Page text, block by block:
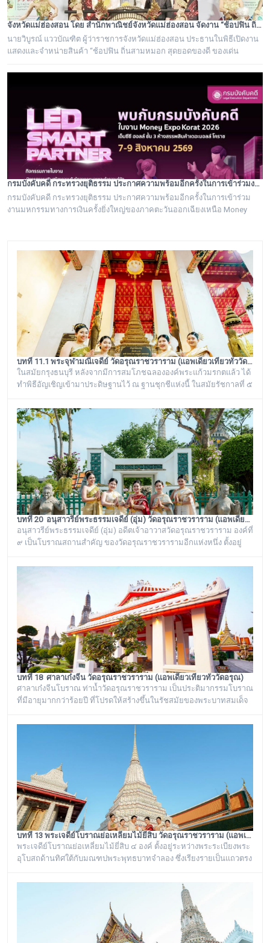
จังหวัดแม่ฮ่องสอน โดย สำนักพาณิชย์จังหวัดแม่ฮ่องสอน จัดงาน “ช้อปฟิน ถิ่นสามหมอก สุดยอดของดี ของเด่น แม่ฮ่องสอน”
นายวิบูรณ์ แววบัณฑิต ผู้ว่าราชการจังหวัดแม่ฮ่องสอน ประธานในพิธีเปิดงาน
แสดงและจำหน่ายสินค้า “ช้อปฟิน ถิ่นสามหมอก สุดยอดของดี ของเด่น
กรมบังคับคดี กระทรวงยุติธรรม ประกาศความพร้อมอีกครั้งในการเข้าร่วมงานมหกรรมทางการเงินครั้งยิ่งใหญ่ของภาคตะวันออกเฉียงเหนือ Money Expo Korat 2026
กรมบังคับคดี กระทรวงยุติธรรม ประกาศความพร้อมอีกครั้งในการเข้าร่วม
งานมหกรรมทางการเงินครั้งยิ่งใหญ่ของภาคตะวันออกเฉียงเหนือ Money
บทที่ 11.1 พระจุฬามณีเจดีย์ วัดอรุณราชวราราม (แอพเดียวเที่ยวทั่ววัดอรุณ)
ในสมัยกรุงธนบุรี หลังจากมีการสมโภชฉลององค์พระแก้วมรกตแล้ว ได้
ทำพิธีอัญเชิญเข้ามาประดิษฐานไว้ ณ ฐานชุกชีแห่งนี้ ในสมัยรัชกาลที่ ๕
บ้านได้เรียกเพี้ยนกันไปว่า “วิหารพระเขี้ยวแก้ว” พระจุฬามณีเจดีย์องค์นี้
เป็นสิ่งศักดิ์สิทธิ์ของวัดอรุณราชวราราม ที่ชาวบ้านในละแวกนี้ให้ความ
เคารพศรัทธาตั้งแต่ครั้งอดีตกาลจวบจนมาถึงยุคปัจ
บทที่ 20 อนุสาวรีย์พระธรรมเจดีย์ (อุ่ม) วัดอรุณราชวราราม (แอพเดียวเที่ยวทั่ววัดอรุณ)
อนุสาวรีย์พระธรรมเจดีย์ (อุ่ม) อดีตเจ้าอาวาสวัดอรุณราชวราราม องค์ที่
๙ เป็นโบราณสถานสำคัญ ของวัดอรุณราชวรารามอีกแห่งหนึ่ง ตั้งอยู่
วัดริมแม่น้ำเจ้าพระยา ภายในรั้วอนุสาวรีย์สำคัญของวัดอรุณ
ราชวรารามแห่งนี้ จะมีโกศหินทรายโบราณสีเขียวแบบจีน ซึ่งเป็นสถาน
ที่บรรจุบรรจุอัฐิของพระธรรมเจดีย์ (อุ่ม) อดีตเจ้าอาวาสวัดอรุณ
ราชวราราม องค์ที่ ๙
บทที่ 18 ศาลาเก๋งจีน วัดอรุณราชวราราม (แอพเดียวเที่ยวทั่ววัดอรุณ)
ศาลาเก๋งจีนโบราณ ท่าน้ำวัดอรุณราชวราราม เป็นประติมากรรมโบราณ
ที่มีอายุมากกว่าร้อยปี ที่โปรดให้สร้างขึ้นในรัชสมัยของพระบาทสมเด็จ
๖ หลัง เรียงรายอยู่บริเวณท่าน้ำของวัดอรุณราชวราราม ริมแม่น้ำ
เจ้าพระยา ซึ่งเก๋งจีนแต่ละหลังจะมีเอกลักษณ์โดดเด่นไม่เหมือนกัน อาทิ
เช่น ศาลาเก๋งจีนหน้าทางเข้าพระปรางค์ จะมีหินแกะสลักโบราณเป็นรูป
บทที่ 13 พระเจดีย์โบราณย่อเหลี่ยมไม้ยี่สิบ วัดอรุณราชวราราม (แอพเดียวเที่ยวทั่ววัดอรุณ)
พระเจดีย์โบราณย่อเหลี่ยมไม้ยี่สิบ ๔ องค์ ตั้งอยู่ระหว่างพระระเบียงพระ
อุโบสถด้านทิศใต้กับมณฑปพระพุทธบาทจำลอง ซึ่งเรียงรายเป็นแถวตรง
ลักษณะแบบเดียวกัน มีขนาดเท่ากันทั้งหมด คือเป็นพระเจดีย์ก่อด้วยอิฐ
ถือปูนย่อเหลี่ยมไม้ยี่สิบ ประดับด้วยกระเบื้องถ้วยและกระจกสีต่างๆ เป็น
ลวดลายดอกไม้และลายอื่นๆ มีความวิจิตรงดงามเป็นอย่างมาก